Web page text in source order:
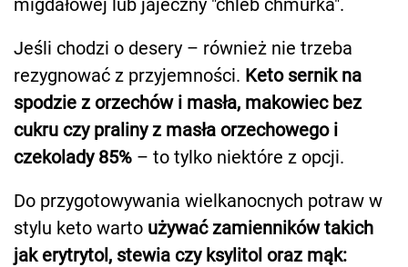
Jeśli chodzi o desery – również nie trzeba
rezygnować z przyjemności. Keto sernik na
spodzie z orzechów i masła, makowiec bez
cukru czy praliny z masła orzechowego i
czekolady 85% – to tylko niektóre z opcji.
Do przygotowywania wielkanocnych potraw w
stylu keto warto używać zamienników takich
jak erytrytol, stewia czy ksylitol oraz mąk: